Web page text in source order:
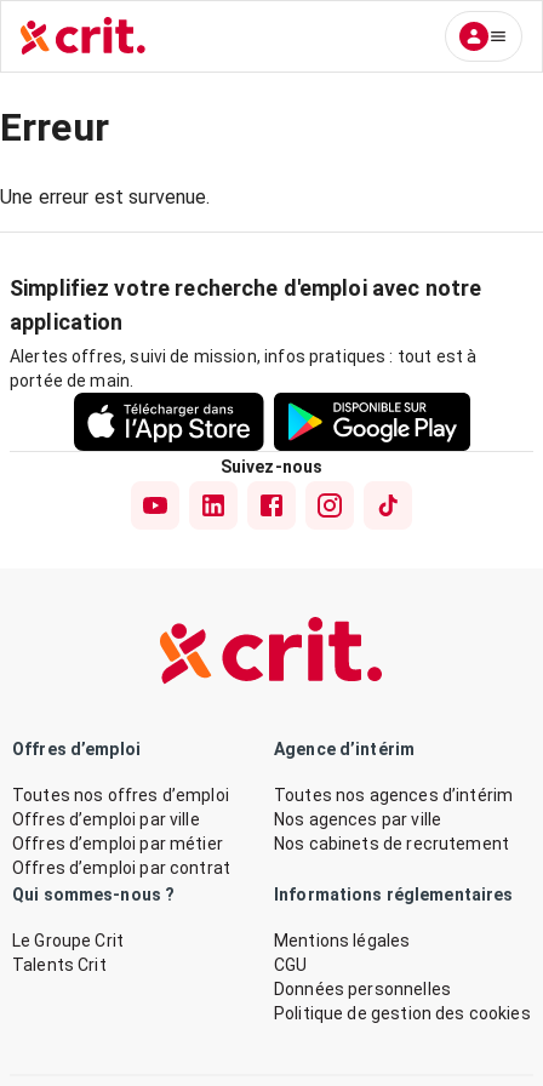
Erreur
Une erreur est survenue.
Simplifiez votre recherche d'emploi avec notre
application
Alertes offres, suivi de mission, infos pratiques : tout est à
portée de main.
Suivez-nous
Offres d’emploi
Toutes nos offres d’emploi
Offres d’emploi par ville
Offres d’emploi par métier
Offres d’emploi par contrat
Agence d’intérim
Toutes nos agences d’intérim
Nos agences par ville
Nos cabinets de recrutement
Qui sommes-nous ?
Le Groupe Crit
Talents Crit
Informations réglementaires
Mentions légales
CGU
Données personnelles
Politique de gestion des cookies